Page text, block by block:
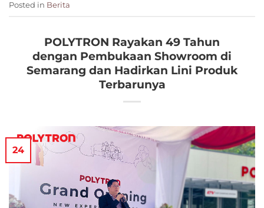
Posted in Berita
POLYTRON Rayakan 49 Tahun
dengan Pembukaan Showroom di
Semarang dan Hadirkan Lini Produk
Terbarunya
24